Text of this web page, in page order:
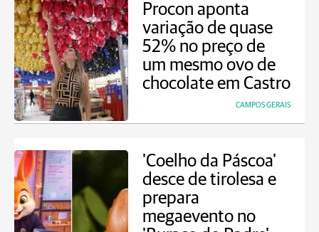
Procon aponta
variação de quase
52% no preço de
um mesmo ovo de
chocolate em Castro
CAMPOS GERAIS
'Coelho da Páscoa'
desce de tirolesa e
prepara
megaevento no